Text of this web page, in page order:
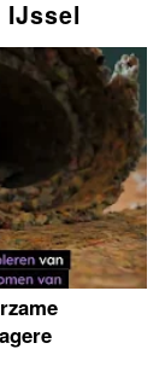
IJssel